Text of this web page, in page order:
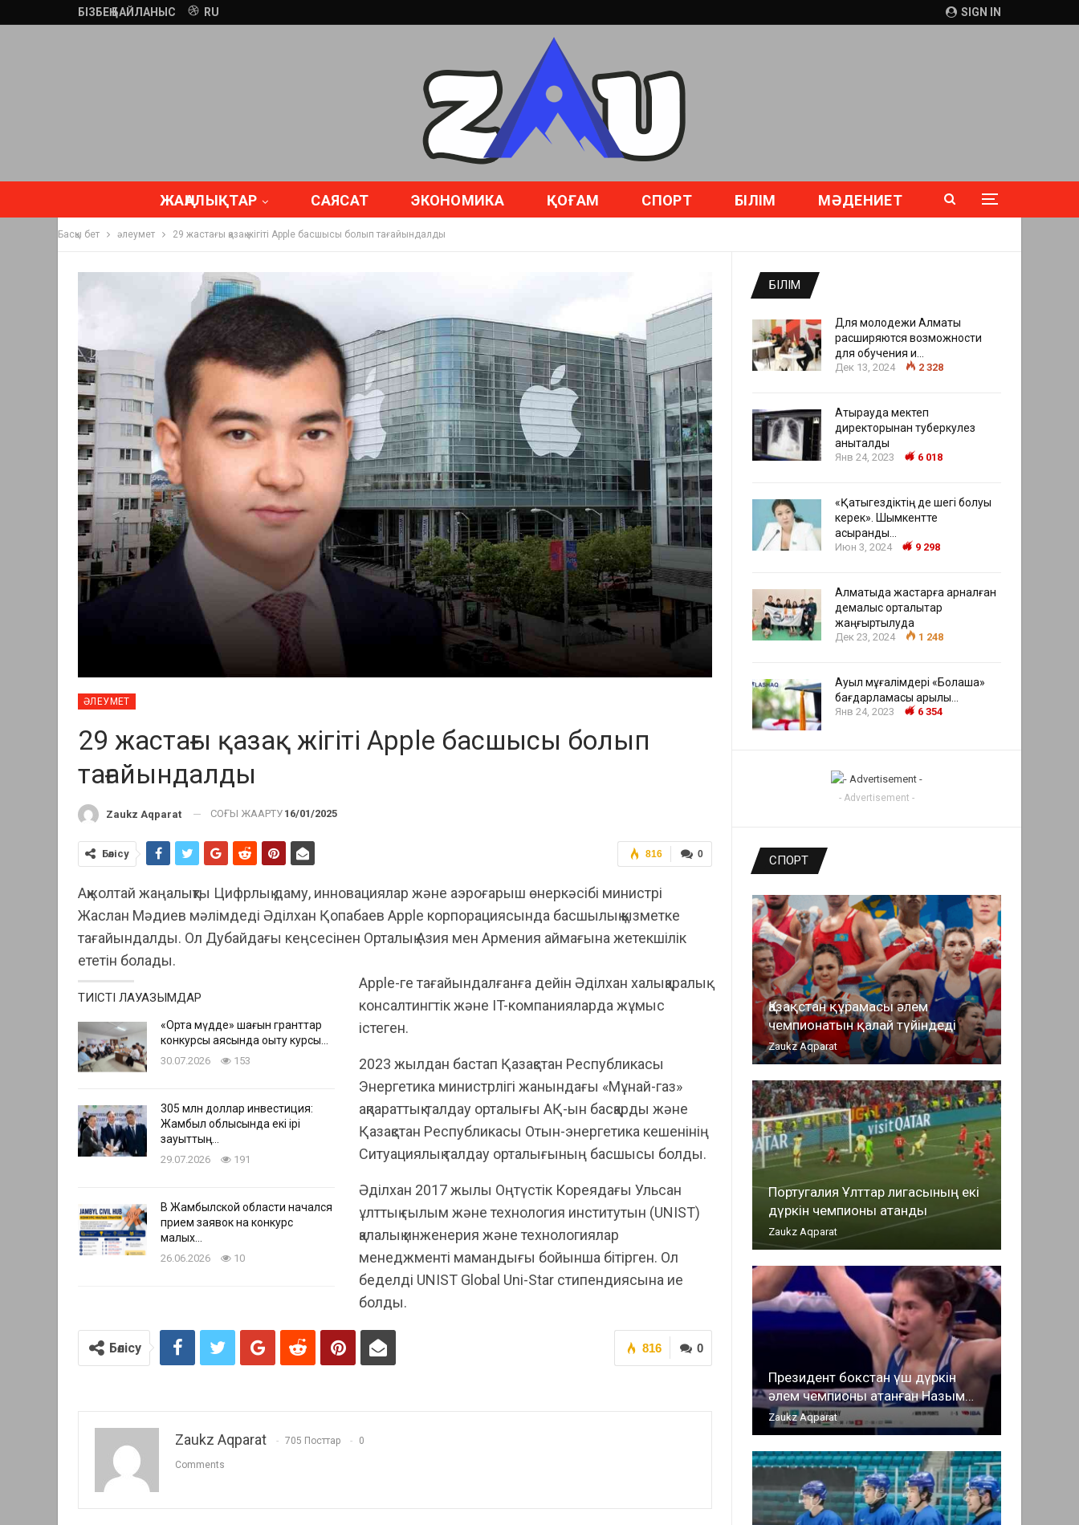
SIGN IN
БІЗБЕҢ БАЙЛАНЫС RU
ЖАҢАЛЫҚТАР САЯСАТ ЭКОНОМИКА ҚОҒАМ СПОРТ БІЛІМ МӘДЕНИЕТ
Басқы бет әлеумет 29 жастағы қазақ жігіті Apple басшысы болып тағайындалды
ӘЛЕУМЕТ
29 жастағы қазақ жігіті Apple басшысы болып
тағайындалды
Zaukz Aqparat СОҢҒЫ ЖАҢАРТУ 16/01/2025
0
816
Бөлісу
Ақжолтай жаңалықты Цифрлық даму, инновациялар және аэроғарыш өнеркәсібі министрі
Жаслан Мәдиев мәлімдеді Әділхан Қопабаев Apple корпорациясында басшылық қызметке
тағайындалды. Ол Дубайдағы кеңсесінен Орталық Азия мен Армения аймағына жетекшілік
ететін болады.
ТИІСТІ ЛАУАЗЫМДАР
«Ортақ мүдде» шағын гранттар
конкурсы аясында оқыту курсы…
30.07.2026 153
305 млн доллар инвестиция:
Жамбыл облысында екі ірі
зауыттың…
29.07.2026 191
В Жамбылской области начался
прием заявок на конкурс
малых…
26.06.2026 10
Apple-ге тағайындалғанға дейін Әділхан халықаралық
консалтингтік және IT-компанияларда жұмыс
істеген.
2023 жылдан бастап Қазақстан Республикасы
Энергетика министрлігі жанындағы «Мұнай-газ»
ақпараттық-талдау орталығы АҚ-ын басқарды және
Қазақстан Республикасы Отын-энергетика кешенінің
Ситуациялық талдау орталығының басшысы болды.
Әділхан 2017 жылы Оңтүстік Кореядағы Ульсан
ұлттық ғылым және технология институтын (UNIST)
қалалық инженерия және технологиялар
менеджменті мамандығы бойынша бітірген. Ол
беделді UNIST Global Uni-Star стипендиясына ие
болды.
0
816
Бөлісу
Zaukz Aqparat 705 Посттар 0
Comments
БІЛІМ
Для молодежи Алматы
расширяются возможности
для обучения и…
Дек 13, 2024 2 328
Атырауда мектеп
директорынан туберкулез
анықталды
Янв 24, 2023 6 018
«Қатыгездіктің де шегі болуы
керек». Шымкентте
асыранды…
Июн 3, 2024 9 298
Алматыда жастарға арналған
демалыс орталықтар
жаңғыртылуда
Дек 23, 2024 1 248
Ауыл мұғалімдері «Болашақ»
бағдарламасы арқылы…
Янв 24, 2023 6 354
- Advertisement -
СПОРТ
Қазақстан құрамасы әлем
чемпионатын қалай түйіндеді
Zaukz Aqparat
Португалия Ұлттар лигасының екі
дүркін чемпионы атанды
Zaukz Aqparat
Президент бокстан үш дүркін
әлем чемпионы атанған Назым…
Zaukz Aqparat